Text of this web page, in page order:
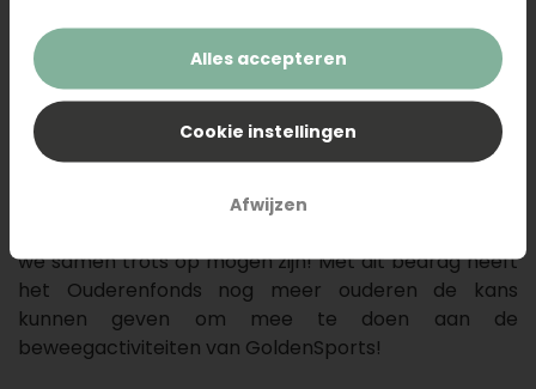
Dankzij jullie aankopen van het Goede doelen boeket
kunnen ophalen voor het Nationaal
we samen trots op mogen zijn! Met dit bedrag heeft
het Ouderenfonds nog meer ouderen de kans
kunnen geven om mee te doen aan de
beweegactiviteiten van GoldenSports!
Alles accepteren
Cookie instellingen
Afwijzen